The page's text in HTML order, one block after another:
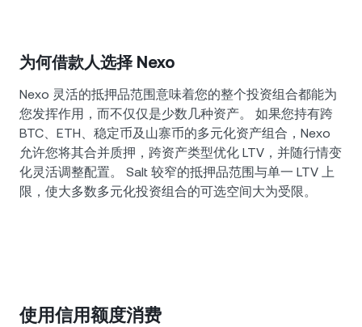
为何借款人选择 Nexo
Nexo 灵活的抵押品范围意味着您的整个投资组合都能为
您发挥作用，而不仅仅是少数几种资产。 如果您持有跨
BTC、ETH、稳定币及山寨币的多元化资产组合，Nexo
允许您将其合并质押，跨资产类型优化 LTV，并随行情变
化灵活调整配置。 Salt 较窄的抵押品范围与单一 LTV 上
限，使大多数多元化投资组合的可选空间大为受限。
使用信用额度消费